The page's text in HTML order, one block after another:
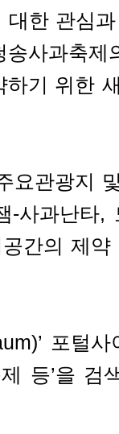
대한 관심
사과축
하기 위한
요관광지
-사과난타,
간의 제
포털
등’을 검